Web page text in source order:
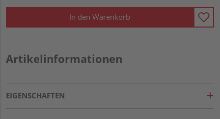
In den Warenkorb
Artikelinformationen
EIGENSCHAFTEN